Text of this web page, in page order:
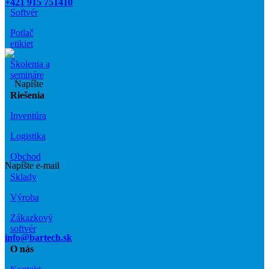
+421 915 751410
Napíšte e-mail
info@bartech.sk
Softvér
Potlač
etikiet
Školenia a
semináre
Riešenia
Inventúra
Logistika
Obchod
Sklady
Výroba
Zákazkový
softvér
O nás